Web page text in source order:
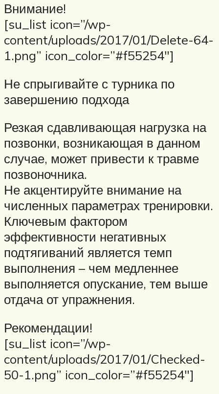
Внимание!
[su_list icon=”/wp-
content/uploads/2017/01/Delete-64-
1.png” icon_color=”#f55254″]
Не спрыгивайте с турника по
завершению подхода
Резкая сдавливающая нагрузка на
позвонки, возникающая в данном
случае, может привести к травме
позвоночника.
Не акцентируйте внимание на
численных параметрах тренировки.
Ключевым фактором
эффективности негативных
подтягиваний является темп
выполнения – чем медленнее
выполняется опускание, тем выше
отдача от упражнения.
Рекомендации!
[su_list icon=”/wp-
content/uploads/2017/01/Checked-
50-1.png” icon_color=”#f55254″]